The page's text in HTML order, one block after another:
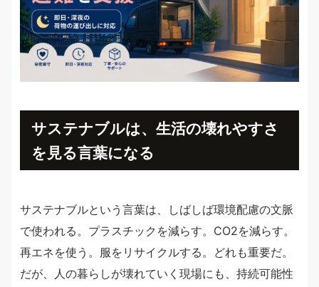
サステナブルは、生活の壊れやすさ
を見る言葉になる
サステナブルという言葉は、しばしば環境配慮の文脈
で使われる。プラスチックを減らす。CO2を減らす。
再エネを使う。服をリサイクルする。どれも重要だ。
だが、人の暮らしが壊れていく現場にも、持続可能性